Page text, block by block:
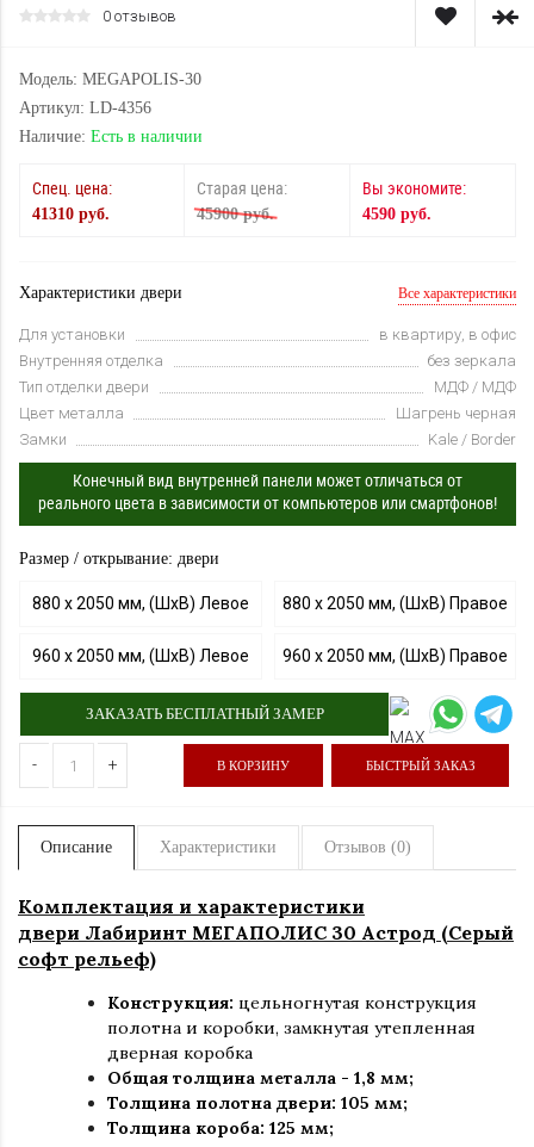
0 отзывов
Модель: MEGAPOLIS-30
Артикул: LD-4356
Наличие: Есть в наличии
Спец. цена:
41310 руб.
Старая цена:
45900 руб.
Вы экономите:
4590 руб.
Характеристики двери Все характеристики
Для установки
в квартиру, в офис
Внутренняя отделка
без зеркала
Тип отделки двери
МДФ / МДФ
Цвет металла
Шагрень черная
Замки
Kale / Border
Конечный вид внутренней панели может отличаться от
реального цвета в зависимости от компьютеров или смартфонов!
Размер / открывание: двери
880 х 2050 мм, (ШхВ) Левое 880 х 2050 мм, (ШхВ) Правое
960 х 2050 мм, (ШхВ) Левое 960 х 2050 мм, (ШхВ) Правое
ЗАКАЗАТЬ БЕСПЛАТНЫЙ ЗАМЕР
- + В КОРЗИНУ БЫСТРЫЙ ЗАКАЗ
Описание Характеристики Отзывов (0)
Комплектация и характеристики
двери Лабиринт МЕГАПОЛИС 30 Астрод (Серый
софт рельеф)
Конструкция: цельногнутая конструкция
полотна и коробки, замкнутая утепленная
дверная коробка
Общая толщина металла - 1,8 мм;
Толщина полотна двери: 105 мм;
Толщина короба: 125 мм;